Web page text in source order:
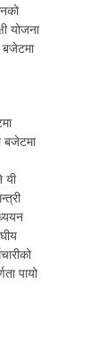
योजना
बजेटमा
यी
पायो